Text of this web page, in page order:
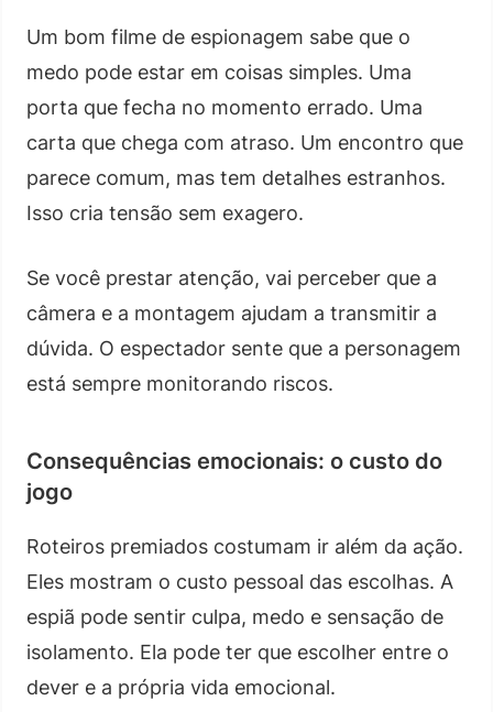
Um bom filme de espionagem sabe que o
medo pode estar em coisas simples. Uma
porta que fecha no momento errado. Uma
carta que chega com atraso. Um encontro que
parece comum, mas tem detalhes estranhos.
Isso cria tensão sem exagero.
Se você prestar atenção, vai perceber que a
câmera e a montagem ajudam a transmitir a
dúvida. O espectador sente que a personagem
está sempre monitorando riscos.
Consequências emocionais: o custo do
jogo
Roteiros premiados costumam ir além da ação.
Eles mostram o custo pessoal das escolhas. A
espiã pode sentir culpa, medo e sensação de
isolamento. Ela pode ter que escolher entre o
dever e a própria vida emocional.